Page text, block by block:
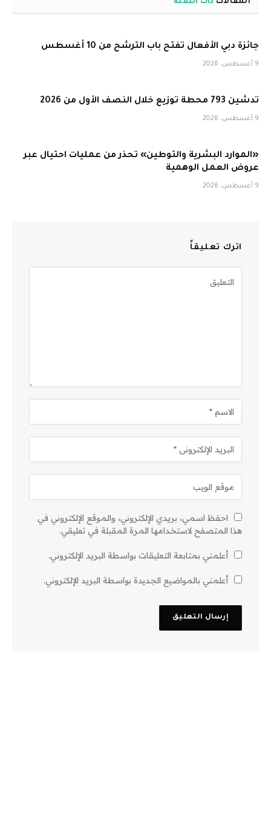
المقالات ذات الصلة
جائزة دبي الأفعال تفتح باب الترشح من 10 أغسطس
9 أغسطس، 2026
تدشين 793 محطة توزيع خلال النصف الأول من 2026
9 أغسطس، 2026
«الموارد البشرية والتوطين» تحذر من عمليات احتيال عبر
عروض العمل الوهمية
9 أغسطس، 2026
اترك تعليقاً
احفظ اسمي، بريدي الإلكتروني، والموقع الإلكتروني في
هذا المتصفح لاستخدامها المرة المقبلة في تعليقي.
أعلمني بمتابعة التعليقات بواسطة البريد الإلكتروني.
أعلمني بالمواضيع الجديدة بواسطة البريد الإلكتروني.